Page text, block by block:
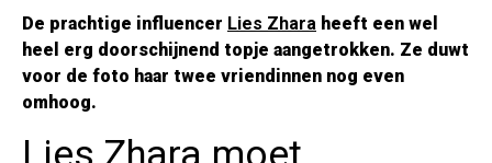
De prachtige influencer Lies Zhara heeft een wel
heel erg doorschijnend topje aangetrokken. Ze duwt
voor de foto haar twee vriendinnen nog even
omhoog.